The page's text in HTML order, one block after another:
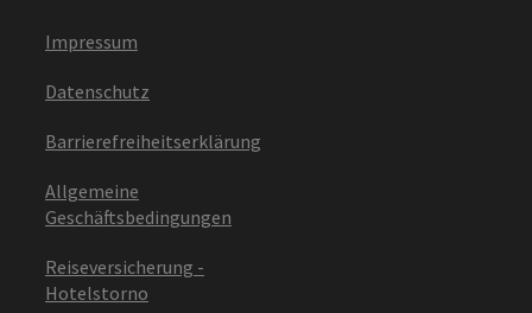
Impressum
Datenschutz
Barrierefreiheitserklärung
Allgemeine
Geschäftsbedingungen
Reiseversicherung -
Hotelstorno